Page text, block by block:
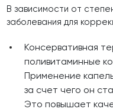
В зависимости от
заболевания для
Консервативная
поливитаминные
Применение
за счет чего он
Это повышает